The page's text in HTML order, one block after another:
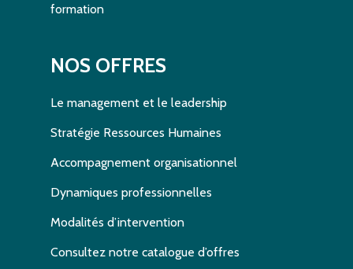
formation
NOS OFFRES
Le management et le leadership
Stratégie Ressources Humaines
Accompagnement organisationnel
Dynamiques professionnelles
Modalités d’intervention
Consultez notre catalogue d’offres